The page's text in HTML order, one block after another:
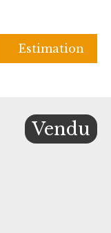
Estimation
Vendu